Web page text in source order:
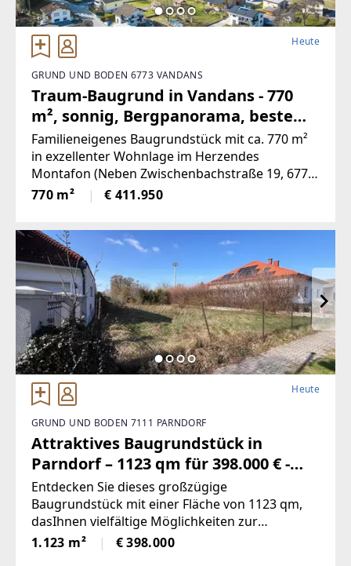
Heute
GRUND UND BODEN 6773 VANDANS
Traum-Baugrund in Vandans - 770
m², sonnig, Bergpanorama, beste
Infrastruktur! (Provisionsfrei)
Familieneigenes Baugrundstück mit ca. 770 m²
in exzellenter Wohnlage im Herzendes
Montafon (Neben Zwischenbachstraße 19, 6773
Vandans - Grundstücksnummer129/2)Das
Grundstück liegt in Zone 5 - Wohngebiet und
770 m² € 411.950
Heute
GRUND UND BODEN 7111 PARNDORF
Attraktives Baugrundstück in
Parndorf – 1123 qm für 398.000 € -
provisionsfrei (Provisionsfrei)
Entdecken Sie dieses großzügige
Baugrundstück mit einer Fläche von 1123 qm,
dasIhnen vielfältige Möglichkeiten zur
Verwirklichung Ihrer Wohnträume bietet.
DasGrundstück befindet sich in einer ruhigen
1.123 m² € 398.000